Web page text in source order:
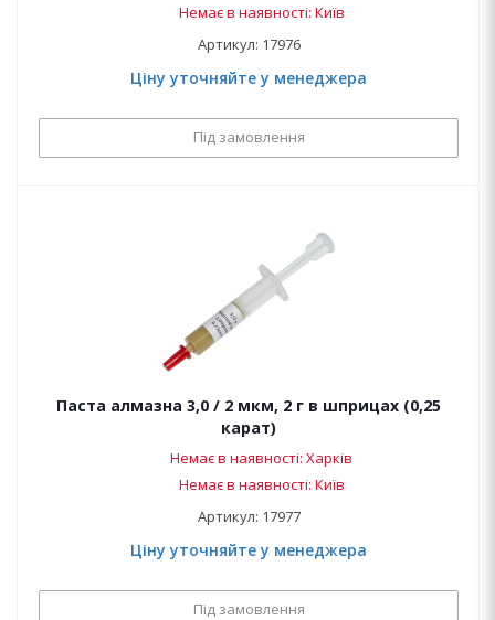
Немає в наявності: Київ
Артикул: 17976
Ціну уточняйте у менеджера
Під замовлення
Паста алмазна 3,0 / 2 мкм, 2 г в шприцах (0,25
карат)
Немає в наявності: Харків
Немає в наявності: Київ
Артикул: 17977
Ціну уточняйте у менеджера
Під замовлення